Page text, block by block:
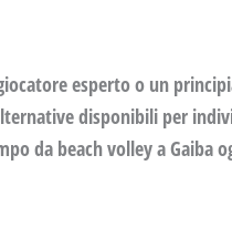
esperto o un
disponibili per
da beach volley a Gaiba